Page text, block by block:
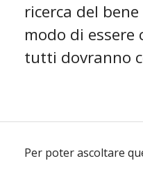
ricerca del
modo di
tutti dovranno
Per poter ascoltare